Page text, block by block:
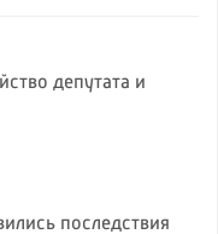
депутата и
последствия